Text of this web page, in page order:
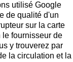
utilisé Google
de qualité d'un
sur la carte
le fournisseur de
y trouverez par
la circulation et la